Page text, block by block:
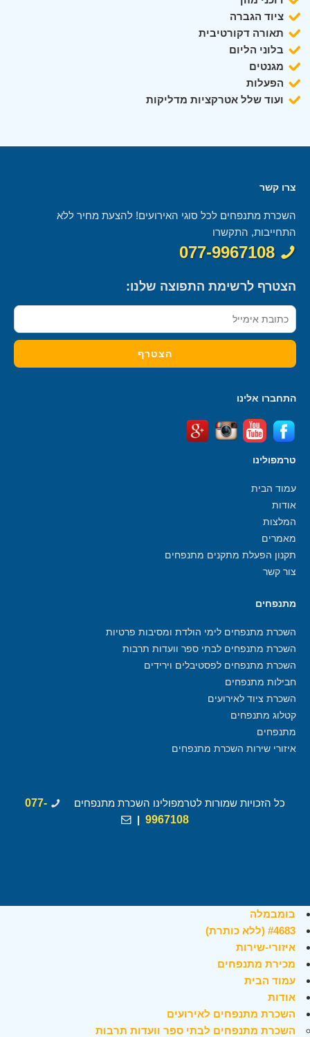
ציוד הגברה
תאורה דקורטיבית
בלוני הליום
מגנטים
הפעלות
ועוד שלל אטרקציות מדליקות
צרו קשר
השכרת מתנפחים לכל סוגי האירועים! להצעת מחיר ללא
התחייבות, התקשרו
077-9967108
הצטרף לרשימת התפוצה שלנו:
התחברו אלינו
טרמפולינו
עמוד הבית
אודות
המלצות
מאמרים
תקנון הפעלת מתקנים מתנפחים
צור קשר
מתנפחים
השכרת מתנפחים לימי הולדת ומסיבות פרטיות
השכרת מתנפחים לבתי ספר וועדות תרבות
השכרת מתנפחים לפסטיבלים וירידים
חבילות מתנפחים
השכרת ציוד לאירועים
קטלוג מתנפחים
מתנפחים
איזורי שירות השכרת מתנפחים
כל הזכויות שמורות לטרמפולינו השכרת מתנפחים
077-
9967108
|
בומבמלה
#4683 (ללא כותרת)
איזורי-שירות
מכירת מתנפחים
עמוד הבית
אודות
השכרת מתנפחים לאירועים
השכרת מתנפחים לבתי ספר וועדות תרבות